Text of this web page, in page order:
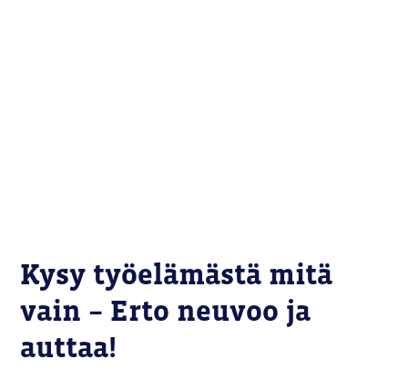
Kysy työelämästä mitä
vain – Erto neuvoo ja
auttaa!